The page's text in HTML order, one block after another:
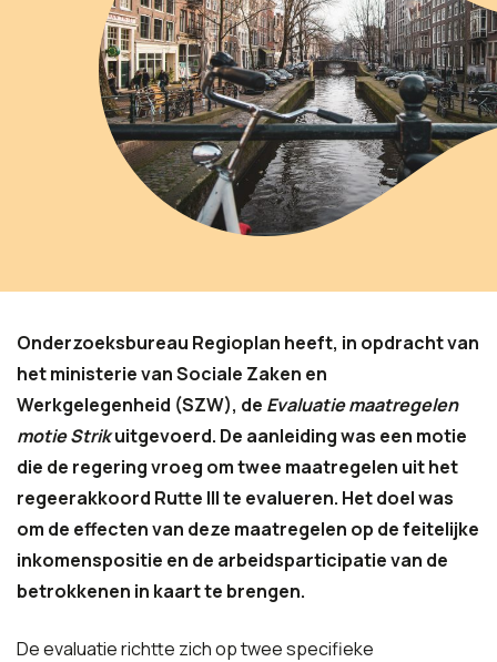
Onderzoeksbureau Regioplan heeft, in opdracht van
het ministerie van Sociale Zaken en
Werkgelegenheid (SZW), de Evaluatie maatregelen
motie Strikuitgevoerd. De aanleiding was een motie
die de regering vroeg om twee maatregelen uit het
regeerakkoord Rutte III te evalueren. Het doel was
om de effecten van deze maatregelen op de feitelijke
inkomenspositie en de arbeidsparticipatie van de
betrokkenen in kaart te brengen.
De evaluatie richtte zich op twee specifieke